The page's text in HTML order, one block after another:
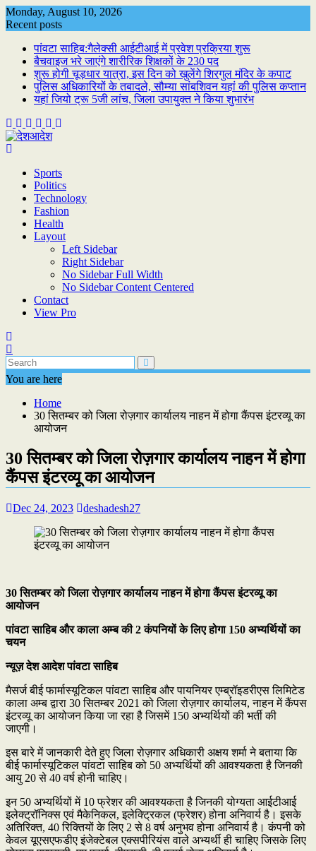
Skip
to
Monday, August 10, 2026
Recent posts
पांवटा साहिब:गैलेक्सी आईटीआई में प्रवेश प्रक्रिया शुरू
बैचवाइज भरे जाएंगे शारीरिक शिक्षकों के 230 पद
शुरू होगी चूड़धार यात्रा, इस दिन को खुलेंगे शिरगुल मंदिर के कपाट
पुलिस अधिकारियों के तबादले, सौम्या सांबशिवन यहां की पुलिस कप्तान
यहां जियो ट्रू 5जी लांच, जिला उपायुक्त ने किया शुभारंभ
Sports
Politics
Technology
Fashion
Health
Layout
Left Sidebar
Right Sidebar
No Sidebar Full Width
No Sidebar Content Centered
Contact
View Pro
You are here
Home
30 सितम्बर को जिला रोज़गार कार्यालय नाहन में होगा कैंपस इंटरव्यू का
आयोजन
30 सितम्बर को जिला रोज़गार कार्यालय नाहन में होगा
कैंपस इंटरव्यू का आयोजन
Dec 24, 2023 deshadesh27
30 सितम्बर को जिला रोज़गार कार्यालय नाहन में होगा कैंपस इंटरव्यू का
आयोजन
पांवटा साहिब और काला अम्ब की 2 कंपनियों के लिए होगा 150 अभ्यर्थियों का
चयन
न्यूज़ देश आदेश पांवटा साहिब
मैसर्ज बीई फार्मास्यूटिकल पांवटा साहिब और पायनियर एम्ब्रॉइडरीएस लिमिटेड
काला अम्ब द्वारा 30 सितम्बर 2021 को जिला रोज़गार कार्यालय, नाहन में कैंपस
इंटरव्यू का आयोजन किया जा रहा है जिसमें 150 अभ्यर्थियों की भर्ती की
जाएगी।
इस बारे में जानकारी देते हुए जिला रोज़गार अधिकारी अक्षय शर्मा ने बताया कि
बीई फार्मास्यूटिकल पांवटा साहिब को 50 अभ्यर्थियों की आवश्यकता है जिनकी
आयु 20 से 40 वर्ष होनी चाहिए।
इन 50 अभ्यर्थियों में 10 फ्रेशर की आवश्यकता है जिनकी योग्यता आईटीआई
इलेक्ट्रॉनिक्स एवं मैकेनिकल, इलेक्ट्रिकल (फ्रेशर) होना अनिवार्य है। इसके
अतिरिक्त, 40 रिक्तियों के लिए 2 से 8 वर्ष अनुभव होना अनिवार्य है। कंपनी को
केवल यूएसएफडीए इंजेक्टेबल एक्सपीरियंस वाले अभ्यर्थी ही चाहिए जिसके लिए